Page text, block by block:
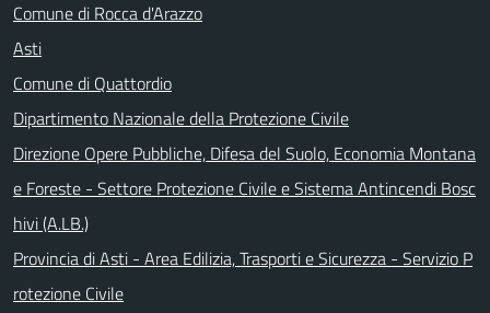
Comune di Rocca d'Arazzo
Asti
Comune di Quattordio
Dipartimento Nazionale della Protezione Civile
Direzione Opere Pubbliche, Difesa del Suolo, Economia Montana
e Foreste - Settore Protezione Civile e Sistema Antincendi Bosc
hivi (A.LB.)
Provincia di Asti - Area Edilizia, Trasporti e Sicurezza - Servizio P
rotezione Civile